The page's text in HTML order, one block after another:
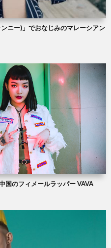
ニー)」でおなじみのマレーシアン
のフィメールラッパー VAVA